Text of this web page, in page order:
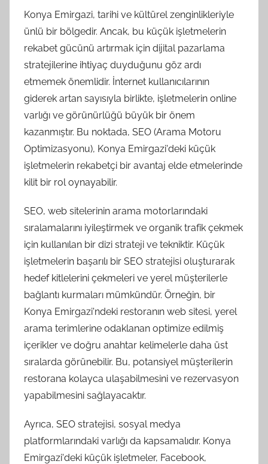
Konya Emirgazi, tarihi ve kültürel zenginlikleriyle
ünlü bir bölgedir. Ancak, bu küçük işletmelerin
rekabet gücünü artırmak için dijital pazarlama
stratejilerine ihtiyaç duyduğunu göz ardı
etmemek önemlidir. İnternet kullanıcılarının
giderek artan sayısıyla birlikte, işletmelerin online
varlığı ve görünürlüğü büyük bir önem
kazanmıştır. Bu noktada, SEO (Arama Motoru
Optimizasyonu), Konya Emirgazi'deki küçük
işletmelerin rekabetçi bir avantaj elde etmelerinde
kilit bir rol oynayabilir.
SEO, web sitelerinin arama motorlarındaki
sıralamalarını iyileştirmek ve organik trafik çekmek
için kullanılan bir dizi strateji ve tekniktir. Küçük
işletmelerin başarılı bir SEO stratejisi oluşturarak
hedef kitlelerini çekmeleri ve yerel müşterilerle
bağlantı kurmaları mümkündür. Örneğin, bir
Konya Emirgazi'ndeki restoranın web sitesi, yerel
arama terimlerine odaklanan optimize edilmiş
içerikler ve doğru anahtar kelimelerle daha üst
sıralarda görünebilir. Bu, potansiyel müşterilerin
restorana kolayca ulaşabilmesini ve rezervasyon
yapabilmesini sağlayacaktır.
Ayrıca, SEO stratejisi, sosyal medya
platformlarındaki varlığı da kapsamalıdır. Konya
Emirgazi'deki küçük işletmeler, Facebook,